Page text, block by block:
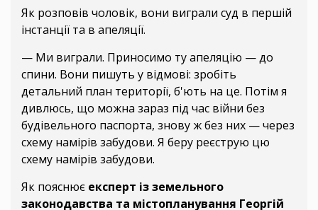
Як розповів чоловік, вони виграли суд в першій
інстанції та в апеляції.
— Ми виграли. Приносимо ту апеляцію — до
спини. Вони пишуть у відмові: зробіть
детальний план території, б'ють на це. Потім я
дивлюсь, що можна зараз під час війни без
будівельного паспорта, знову ж без них — через
схему намірів забудови. Я беру реєструю цю
схему намірів забудови.
Як пояснює експерт із земельного
законодавства та містопланування Георгій